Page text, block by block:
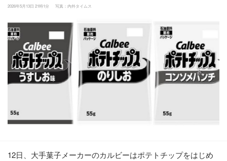
2026年5月13日 21時1分 写真：内外タイムス
12日、大手菓子メーカーのカルビーはポテトチップをはじめ